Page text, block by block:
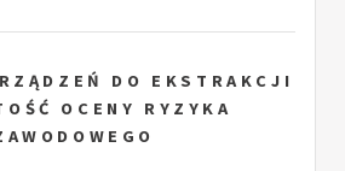
DO EKSTRAKCJI
OCENY RYZYKA